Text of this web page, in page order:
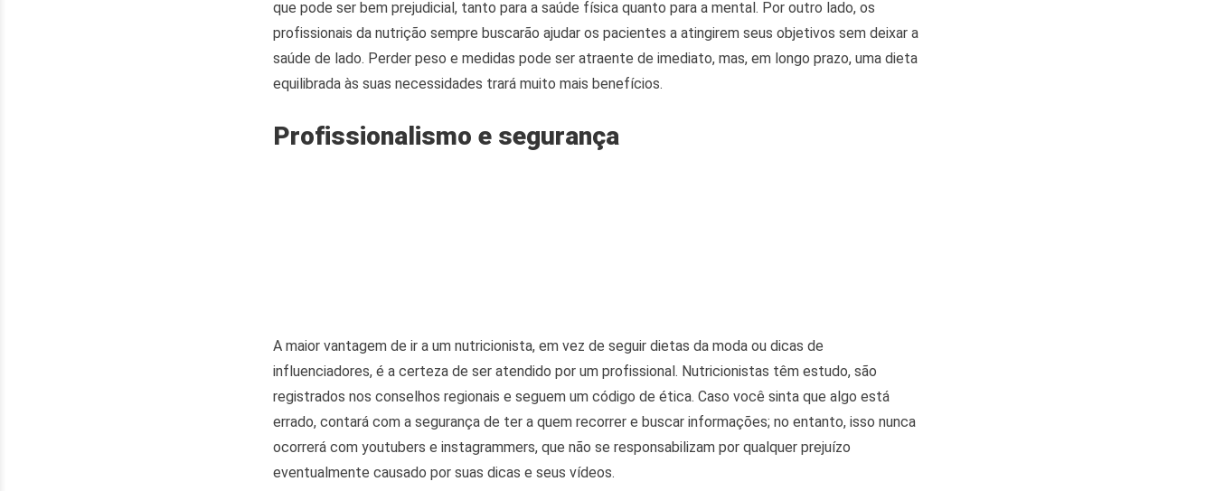
que pode ser bem prejudicial, tanto para a saúde física quanto para a mental. Por outro lado, os
profissionais da nutrição sempre buscarão ajudar os pacientes a atingirem seus objetivos sem deixar a
saúde de lado. Perder peso e medidas pode ser atraente de imediato, mas, em longo prazo, uma dieta
equilibrada às suas necessidades trará muito mais benefícios.
Profissionalismo e segurança
A maior vantagem de ir a um nutricionista, em vez de seguir dietas da moda ou dicas de
influenciadores, é a certeza de ser atendido por um profissional. Nutricionistas têm estudo, são
registrados nos conselhos regionais e seguem um código de ética. Caso você sinta que algo está
errado, contará com a segurança de ter a quem recorrer e buscar informações; no entanto, isso nunca
ocorrerá com youtubers e instagrammers, que não se responsabilizam por qualquer prejuízo
eventualmente causado por suas dicas e seus vídeos.